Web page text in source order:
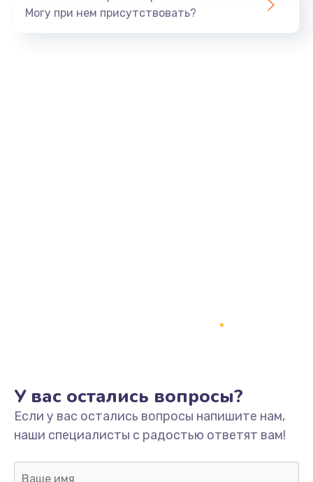
Могу при нем присутствовать?
У вас остались вопросы?
Если у вас остались вопросы напишите нам,
наши специалисты с радостью ответят вам!